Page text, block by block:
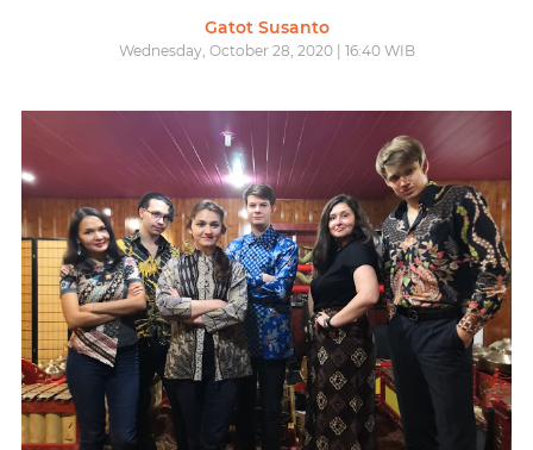
Gatot Susanto
Wednesday, October 28, 2020 | 16:40 WIB